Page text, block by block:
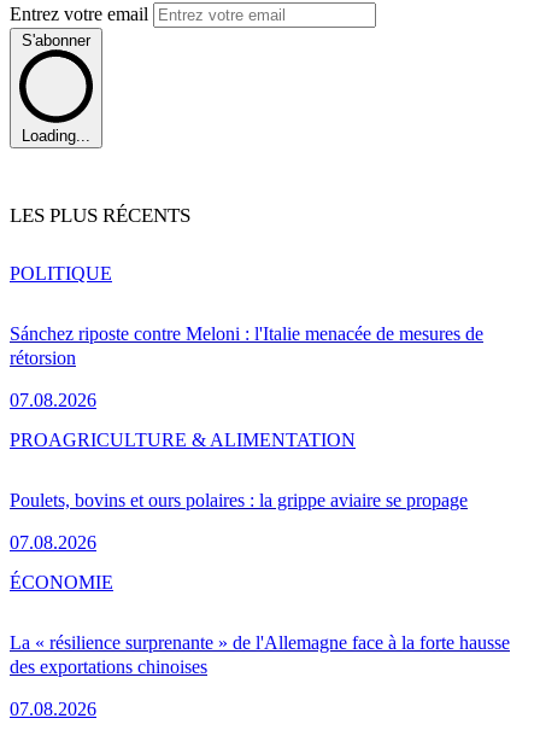
Entrez votre email
S'abonner
Loading...
LES PLUS RÉCENTS
Sánchez riposte contre Meloni : l'Italie menacée de mesures de
rétorsion
07.08.2026
POLITIQUE
Poulets, bovins et ours polaires : la grippe aviaire se propage
07.08.2026
PROAGRICULTURE & ALIMENTATION
La « résilience surprenante » de l'Allemagne face à la forte hausse
des exportations chinoises
07.08.2026
ÉCONOMIE